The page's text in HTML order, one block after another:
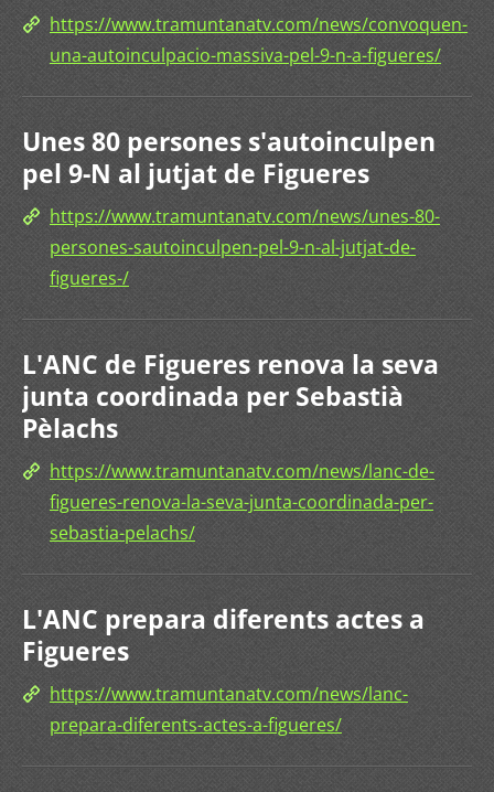
https://www.tramuntanatv.com/news/convoquen-
una-autoinculpacio-massiva-pel-9-n-a-figueres/
Unes 80 persones s'autoinculpen
pel 9-N al jutjat de Figueres
https://www.tramuntanatv.com/news/unes-80-
persones-sautoinculpen-pel-9-n-al-jutjat-de-
figueres-/
L'ANC de Figueres renova la seva
junta coordinada per Sebastià
Pèlachs
https://www.tramuntanatv.com/news/lanc-de-
figueres-renova-la-seva-junta-coordinada-per-
sebastia-pelachs/
L'ANC prepara diferents actes a
Figueres
https://www.tramuntanatv.com/news/lanc-
prepara-diferents-actes-a-figueres/